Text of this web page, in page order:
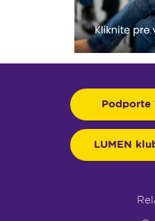
Podporte
LUMEN